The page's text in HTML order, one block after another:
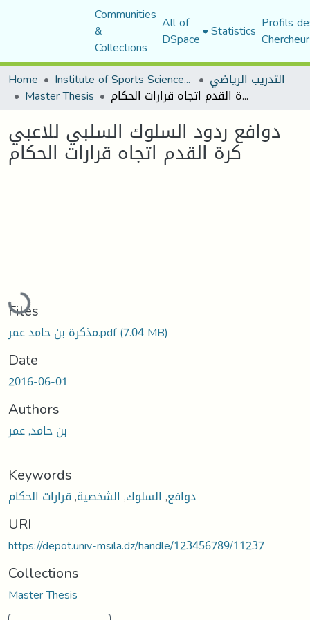
Communities
&
Collections
All of
DSpace Statistics Profils
Home
Institute of Sports Sciences and Techniques التدريب الرياضي
Master Thesis دوافع ردود السلوك السلبي للاعبي كرة القدم اتجاه قرارات الحكام
دوافع ردود السلوك السلبي للاعبي
كرة القدم اتجاه قرارات الحكام
Loading...
Files
مذكرة بن حامد عمر.pdf(7.04 MB)
Date
2016-06-01
Authors
بن حامد, عمر
Keywords
دوافع, السلوك, الشخصية,قرارات الحكام
URI
https://depot.univ-msila.dz/handle/123456789/11237
Collections
Master Thesis